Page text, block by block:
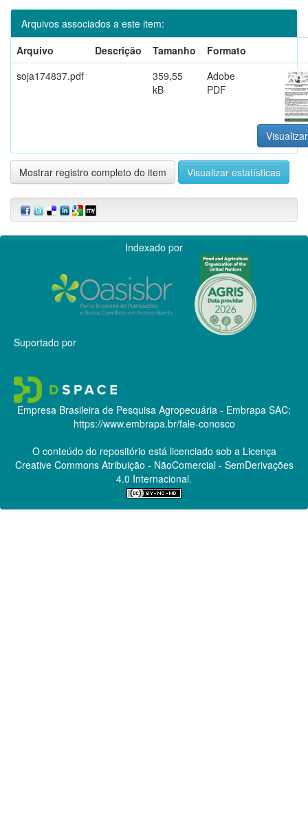
Arquivos associados a este item:
Arquivo
Descrição Tamanho
Formato
soja174837.pdf
359,55
kB
Adobe
PDF
Mostrar registro completo do item Visualizar estatísticas
Indexado por
Suportado por
Empresa Brasileira de Pesquisa Agropecuária - Embrapa SAC:
https://www.embrapa.br/fale-conosco
O conteúdo do repositório está licenciado sob a Licença
Creative CommonsAtribuição - NãoComercial - SemDerivações
4.0 Internacional.